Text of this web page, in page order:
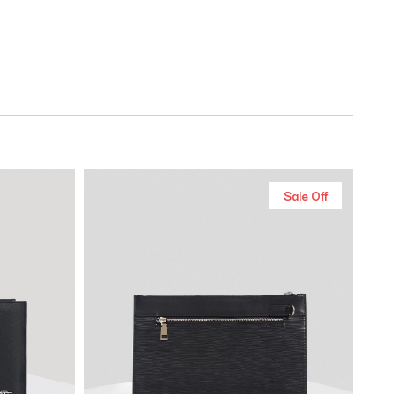
Sale Off